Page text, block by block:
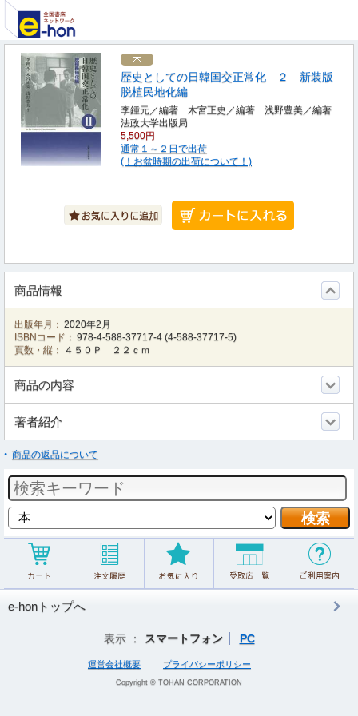
歴史としての日韓国交正常化 ２ 新装版
脱植民地化編
李鍾元／編著 木宮正史／編著 浅野豊美／編著
法政大学出版局
5,500円
通常１～２日で出荷
(！お盆時期の出荷について！)
商品情報
出版年月： 2020年2月
ISBNコード： 978-4-588-37717-4 (4-588-37717-5)
頁数・縦：
４５０Ｐ ２２ｃｍ
商品の内容
著者紹介
商品の返品について
e-honトップへ
表示 ： スマートフォン PC
運営会社概要 プライバシーポリシー
Copyright © TOHAN CORPORATION